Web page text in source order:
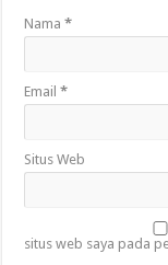
Nama*
Email*
Situs Web
situs web saya pada